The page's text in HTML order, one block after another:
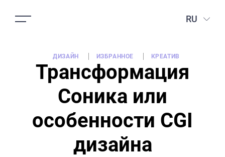
RU
ДИЗАЙН ИЗБРАННОЕ КРЕАТИВ
Трансформация
Соника или
особенности CGI
дизайна